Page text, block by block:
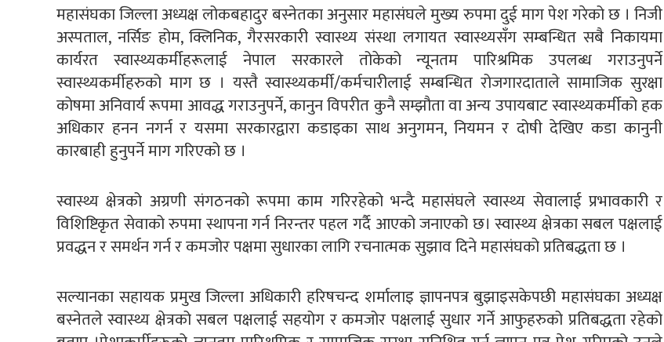
महासंघका जिल्ला अध्यक्ष लोकबहादुर बस्नेतका अनुसार महासंघले मुख्य रुपमा दुई माग पेश गरेको छ । निजी
अस्पताल, नर्सिङ होम, क्लिनिक, गैरसरकारी स्वास्थ्य संस्था लगायत स्वास्थ्यसँग सम्बन्धित सबै निकायमा
कार्यरत स्वास्थ्यकर्मीहरूलाई नेपाल सरकारले तोकेको न्यूनतम पारिश्रमिक उपलब्ध गराउनुपर्ने
स्वास्थ्यकर्मीहरुको माग छ । यस्तै स्वास्थ्यकर्मी/कर्मचारीलाई सम्बन्धित रोजगारदाताले सामाजिक सुरक्षा
कोषमा अनिवार्य रूपमा आवद्ध गराउनुपर्ने, कानुन विपरीत कुनै सम्झौता वा अन्य उपायबाट स्वास्थ्यकर्मीको हक
अधिकार हनन नगर्न र यसमा सरकारद्वारा कडाइका साथ अनुगमन, नियमन र दोषी देखिए कडा कानुनी
कारबाही हुनुपर्ने माग गरिएको छ ।
स्वास्थ्य क्षेत्रको अग्रणी संगठनको रूपमा काम गरिरहेको भन्दै महासंघले स्वास्थ्य सेवालाई प्रभावकारी र
विशिष्टिकृत सेवाको रुपमा स्थापना गर्न निरन्तर पहल गर्दै आएको जनाएको छ। स्वास्थ्य क्षेत्रका सबल पक्षलाई
प्रवद्धन र समर्थन गर्न र कमजोर पक्षमा सुधारका लागि रचनात्मक सुझाव दिने महासंघको प्रतिबद्धता छ ।
सल्यानका सहायक प्रमुख जिल्ला अधिकारी हरिषचन्द शर्मालाइ ज्ञापनपत्र बुझाइसकेपछी महासंघका अध्यक्ष
बस्नेतले स्वास्थ्य क्षेत्रको सबल पक्षलाई सहयोग र कमजोर पक्षलाई सुधार गर्ने आफुहरुको प्रतिबद्धता रहेको